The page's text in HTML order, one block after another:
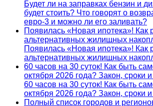
Будет ли на заправках бензин и
будет стоить? Что говорят о
евро-3 и можно ли его заливать?
Появилась «Новая ипотека»! Как
альтернативных жилищных
Появилась «Новая ипотека»! Как
альтернативных жилищных
60 часов на 30 суток! Как быть
октября 2026 года? Закон, сроки
60 часов на 30 суток! Как быть
октября 2026 года? Закон, сроки
Полный список городов и